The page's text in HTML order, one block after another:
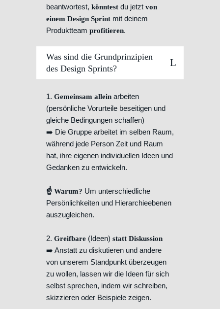
beantwortest, könntest du jetzt von
einem Design Sprint mit deinem
Produktteam profitieren.
Was sind die Grundprinzipien
des Design Sprints?
1. Gemeinsam allein arbeiten
(persönliche Vorurteile beseitigen und
gleiche Bedingungen schaffen)
➡️ Die Gruppe arbeitet im selben Raum,
während jede Person Zeit und Raum
hat, ihre eigenen individuellen Ideen und
Gedanken zu entwickeln.
☝️ Warum? Um unterschiedliche
Persönlichkeiten und Hierarchieebenen
auszugleichen.
2. Greifbare (Ideen) statt Diskussion
➡️ Anstatt zu diskutieren und andere
von unserem Standpunkt überzeugen
zu wollen, lassen wir die Ideen für sich
selbst sprechen, indem wir schreiben,
skizzieren oder Beispiele zeigen.